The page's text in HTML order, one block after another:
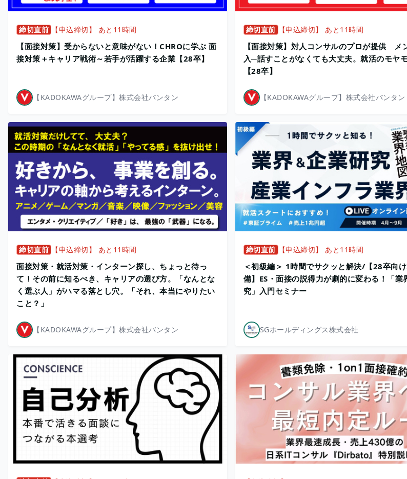
締切直前 【申込締切】 あと11時間
【面接対策】受からないと意味がない！CHROに学ぶ 面
接対策＋キャリア戦術～若手が活躍する企業【28卒】
【KADOKAWAグループ】株式会社バンタン
締切直前 【申込締切】 あと11時間
【面接対策】対人コンサルのプロが提供 メ
入─話すことがなくても大丈夫。就活のモヤ
【28卒】
【KADOKAWAグループ】株式会社バンタン
締切直前 【申込締切】 あと11時間
面接対策・就活対策・インターン探し、ちょっと待っ
て！その前に知るべき、キャリアの選び方。「なんとな
く選ぶ人」がハマる落とし穴。「それ、本当にやりたい
こと？」
【KADOKAWAグループ】株式会社バンタン
締切直前 【申込締切】 あと11時間
＜初級編＞ 1時間でサクッと解決/【28卒向
備】ES・面接の説得力が劇的に変わる！「業
究」入門セミナー
SGホールディングス株式会社